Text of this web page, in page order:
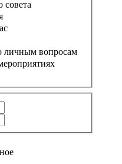
совета
личным вопросам